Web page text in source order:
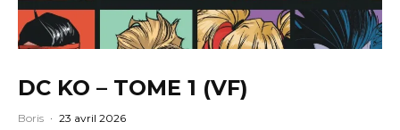
DC KO – TOME 1 (VF)
Boris · 23 avril 2026